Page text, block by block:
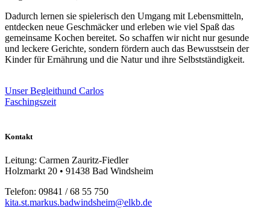
Dadurch lernen sie spielerisch den Umgang mit Lebensmitteln,
entdecken neue Geschmäcker und erleben wie viel Spaß das
gemeinsame Kochen bereitet. So schaffen wir nicht nur gesunde
und leckere Gerichte, sondern fördern auch das Bewusstsein der
Kinder für Ernährung und die Natur und ihre Selbstständigkeit.
Unser Begleithund Carlos
Faschingszeit
Kontakt
Leitung: Carmen Zauritz-Fiedler
Holzmarkt 20 • 91438 Bad Windsheim
Telefon: 09841 / 68 55 750
kita.st.markus.badwindsheim@elkb.de